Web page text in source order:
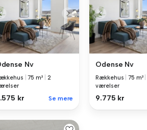
Nv
|75 m²
2
kr Se mere
Odense Nv
Rækkehus |75 m²
værelser
9.775 kr